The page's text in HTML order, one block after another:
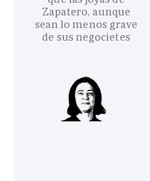
Zapatero, aunque
sean lo menos grave
de sus negocietes